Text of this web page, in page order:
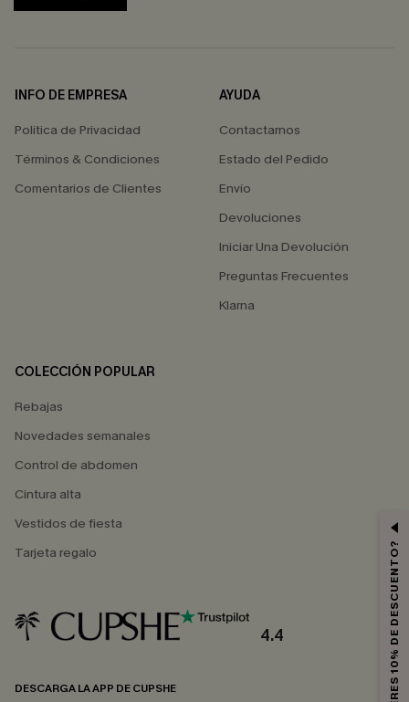
INFO DE EMPRESA
Política de Privacidad
Términos & Condiciones
Comentarios de Clientes
AYUDA
Contactarnos
Estado del Pedido
Envío
Devoluciones
Iniciar Una Devolución
Preguntas Frecuentes
Klarna
COLECCIÓN POPULAR
Rebajas
Novedades semanales
Control de abdomen
Cintura alta
Vestidos de fiesta
Tarjeta regalo
4.4
DESCARGA LA APP DE CUPSHE ¿QUIERES 10% DE DESCUENTO?